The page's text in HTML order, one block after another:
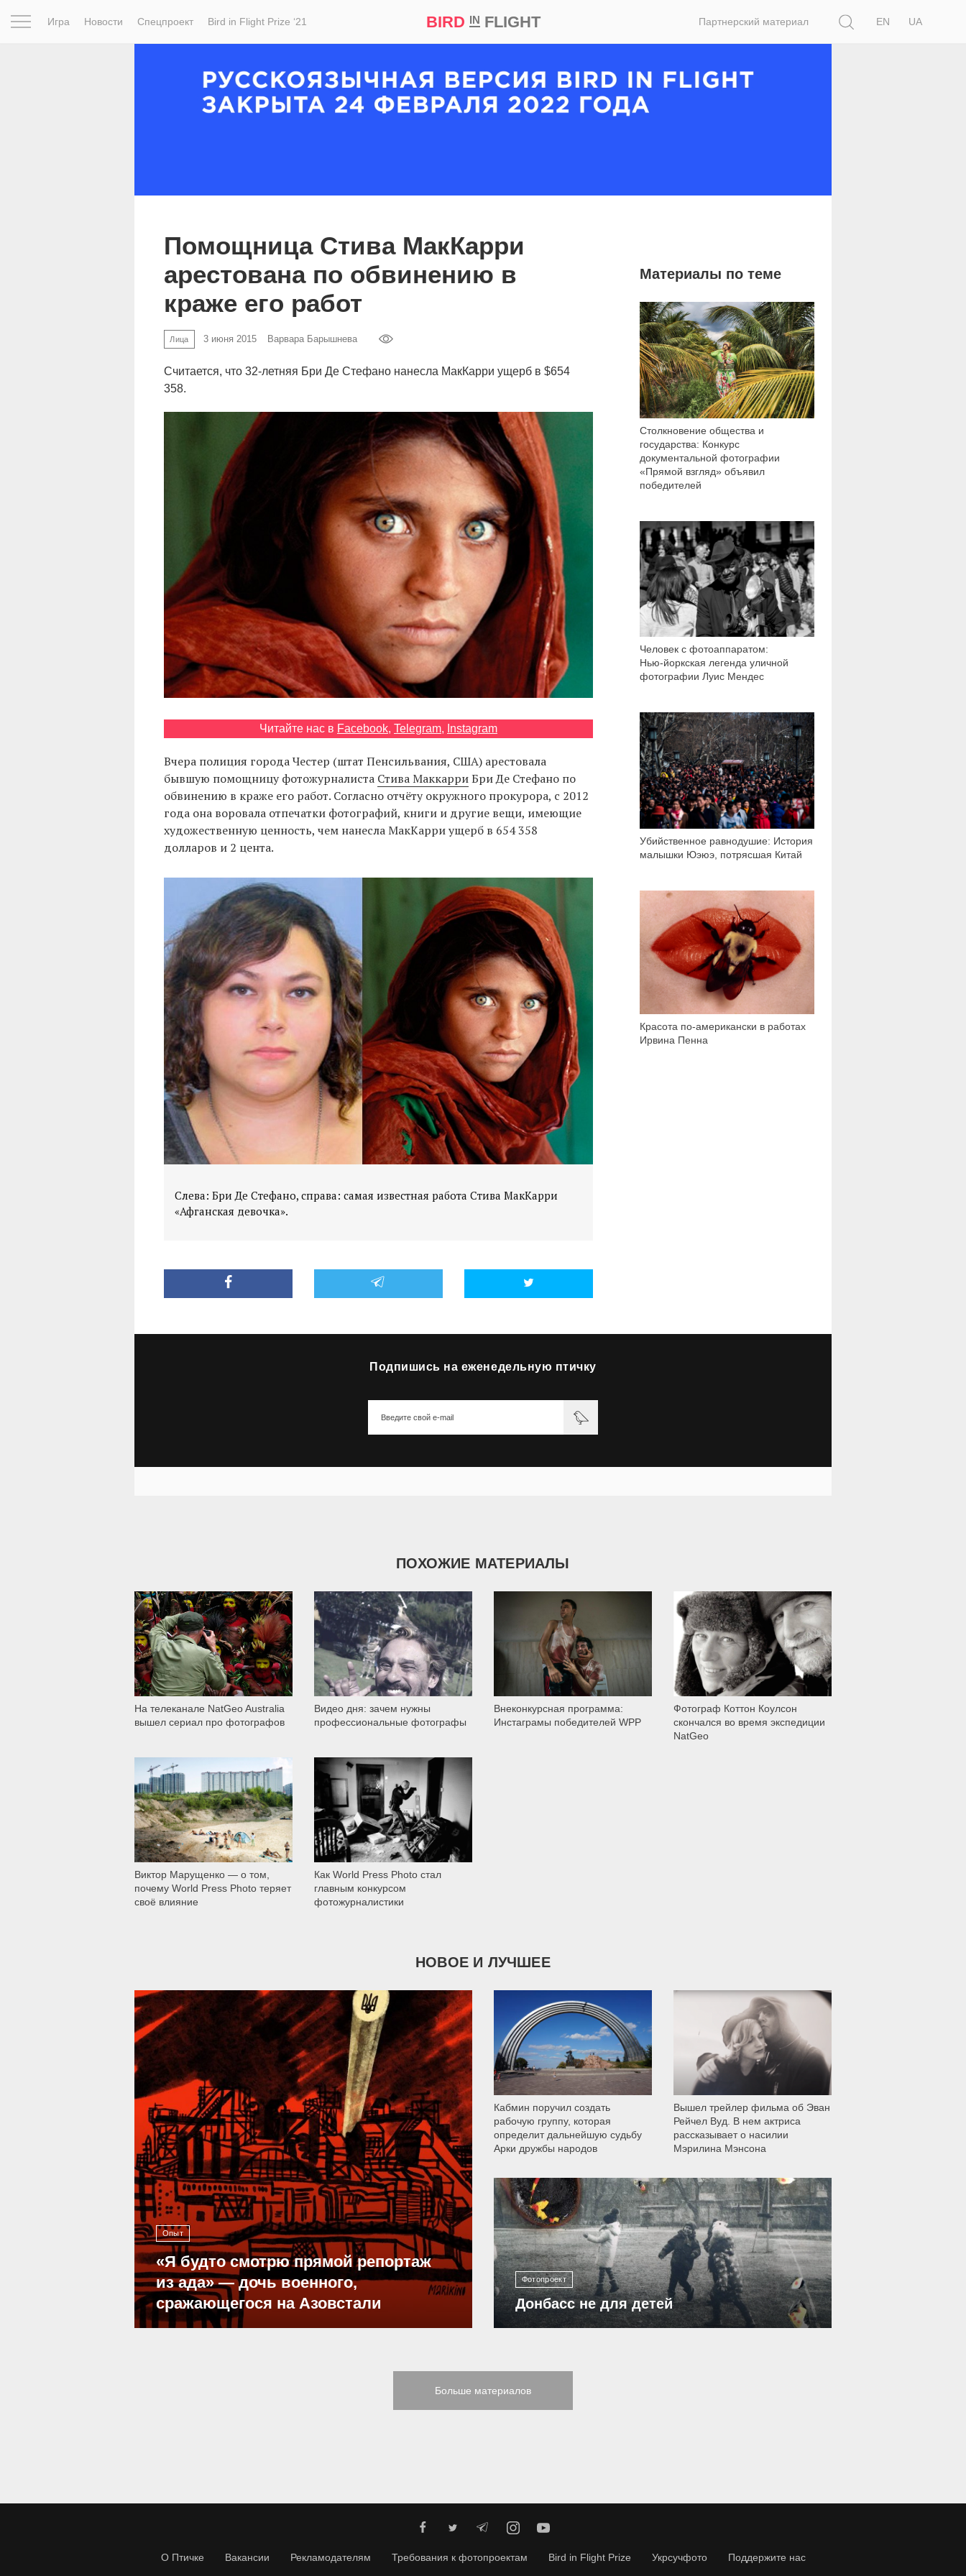
Игра Новости Спецпроект Bird in Flight Prize ‘21 BIRD INFLIGHT Партнерский материал
EN
UA
Помощница Стива МакКарри
арестована по обвинению в
краже его работ
Лица 3 июня 2015 Варвара Барышнева
Считается, что 32-летняя Бри Де Стефано нанесла МакКарри ущерб в $654
358.
Читайте нас в Facebook, Telegram, Instagram
Вчера полиция города Честер (штат Пенсильвания, США) арестовала
бывшую помощницу фотожурналиста Стива МаккарриБри Де Стефано по
обвинению в краже его работ. Согласно отчёту окружного прокурора, с 2012
года она воровала отпечатки фотографий, книги и другие вещи, имеющие
художественную ценность, чем нанесла МакКарри ущерб в 654 358
долларов и 2 цента.
Слева: Бри Де Стефано, справа: самая известная работа Стива МакКарри
«Афганская девочка».
Материалы по теме
Столкновение общества и
государства: Конкурс
документальной фотографии
«Прямой взгляд» объявил
победителей
754
Человек с фотоаппаратом:
Нью-йоркская легенда уличной
фотографии Луис Мендес
3 374
Убийственное равнодушие: История
малышки Юэюэ, потрясшая Китай
103 539
Красота по-американски в работах
Ирвина Пенна
9 213
Подпишись на еженедельную птичку
ПОХОЖИЕ МАТЕРИАЛЫ
На телеканале NatGeo Australia
вышел сериал про фотографов
2 004
Видео дня: зачем нужны
профессиональные фотографы
2 856
Внеконкурсная программа:
Инстаграмы победителей WPP
Фотограф Коттон Коулсон
скончался во время экспедиции
NatGeo
1 005
Виктор Марущенко — о том,
почему World Press Photo теряет
своё влияние
3 663
Как World Press Photo стал
главным конкурсом
фотожурналистики
3 727
НОВОЕ И ЛУЧШЕЕ
Опыт
«Я будто смотрю прямой репортаж
из ада» — дочь военного,
сражающегося на Азовстали
39 296
Кабмин поручил создать
рабочую группу, которая
определит дальнейшую судьбу
Арки дружбы народов
9 790
Вышел трейлер фильма об Эван
Рейчел Вуд. В нем актриса
рассказывает о насилии
Мэрилина Мэнсона
Фотопроект
Донбасс не для детей
12 305
Больше материалов
О Птичке Вакансии Рекламодателям Требования к фотопроектам Bird in Flight Prize Укрсучфото Поддержите нас